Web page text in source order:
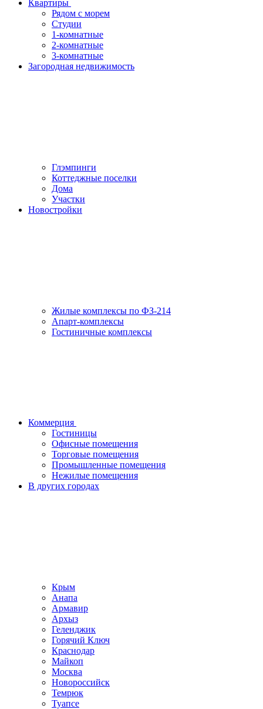
Квартиры
Рядом с морем
Студии
1-комнатные
2-комнатные
3-комнатные
Загородная недвижимость
Глэмпинги
Коттеджные поселки
Дома
Участки
Новостройки
Жилые комплексы по ФЗ-214
Апарт-комплексы
Гостиничные комплексы
Коммерция
Гостиницы
Офисные помещения
Торговые помещения
Промышленные помещения
Нежилые помещения
В других городах
Крым
Анапа
Армавир
Архыз
Геленджик
Горячий Ключ
Краснодар
Майкоп
Москва
Новороссийск
Темрюк
Туапсе